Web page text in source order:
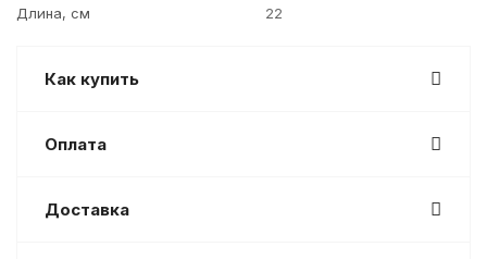
Длина, см
22
Как купить
Оплата
Доставка